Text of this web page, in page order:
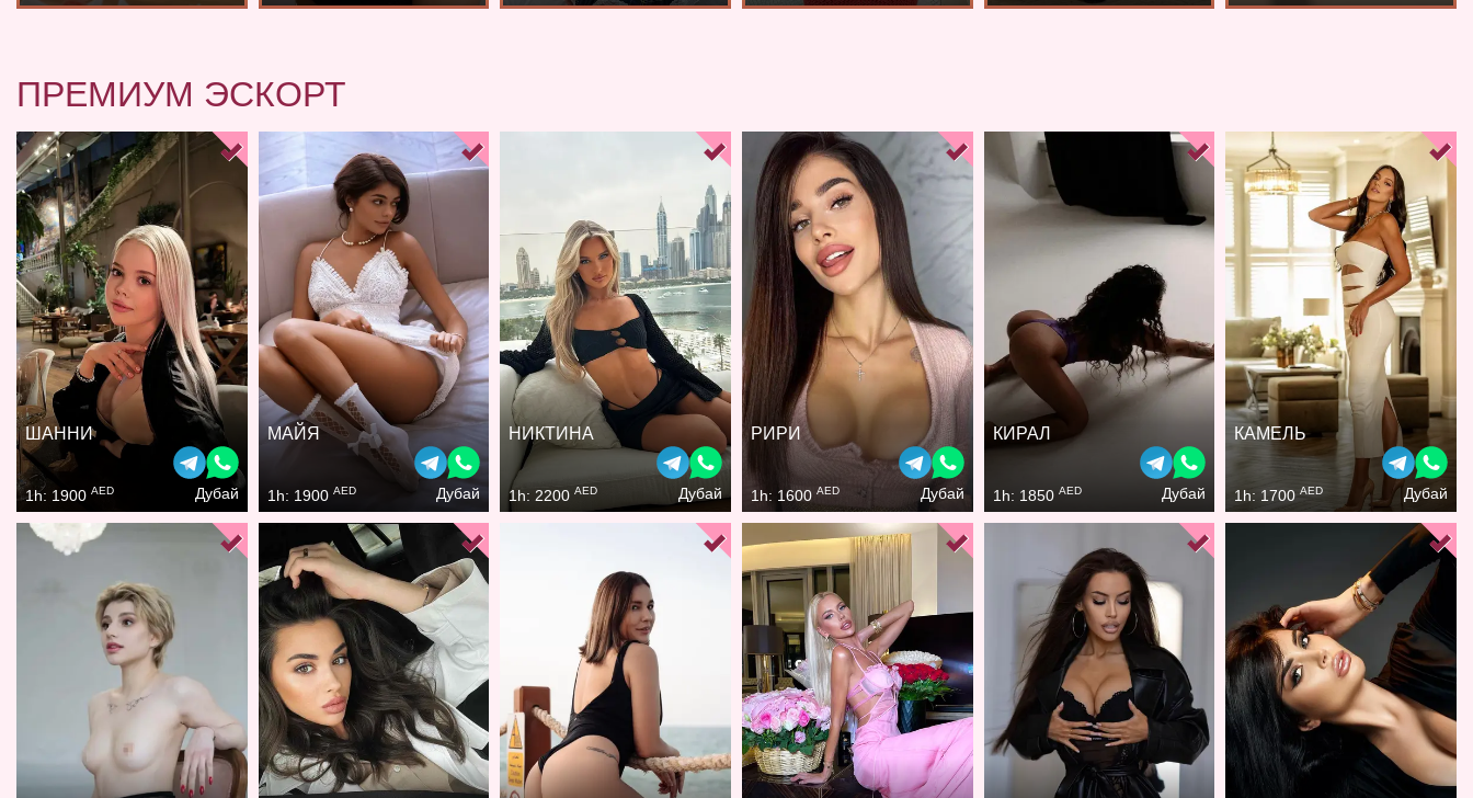
ПРЕМИУМ ЭСКОРТ
ШАННИ
1h: 1900 AED Дубай
МАЙЯ
1h: 1900 AED Дубай
НИКТИНА
1h: 2200AED Дубай
РИРИ
1h: 1600 AED Дубай
КИРАЛ
1h: 1850 AED Дубай
КАМЕЛЬ
1h: 1700AED Дубай